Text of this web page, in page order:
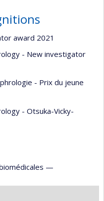
award 2021
- New investigator
- Prix du jeune
- Otsuka-Vicky-
—